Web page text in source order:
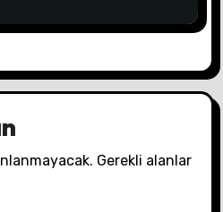
Gerekli alanlar